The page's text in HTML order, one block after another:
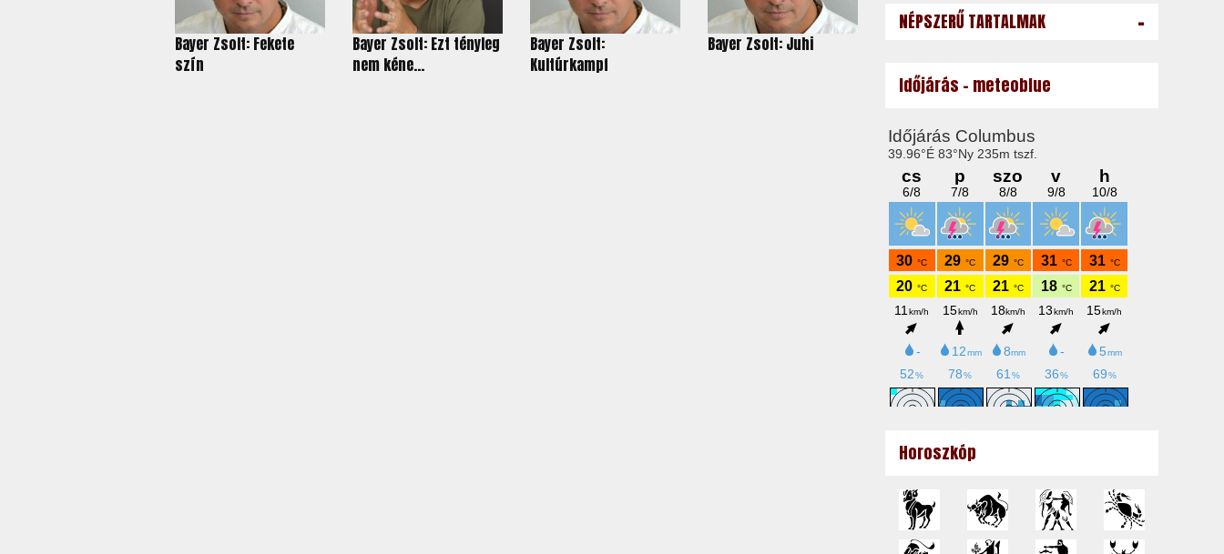
Bayer Zsolt: Fekete
szín
Bayer Zsolt: Ezt tényleg
nem kéne...
Bayer Zsolt:
Kultúrkampf
Bayer Zsolt: Juhi
NÉPSZERŰ TARTALMAK -
Időjárás - meteoblue
Horoszkóp